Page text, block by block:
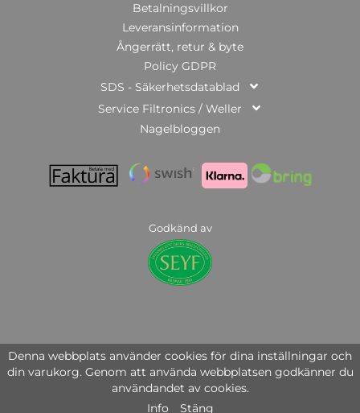
Betalningsvillkor
Leveransinformation
Ångerrätt, retur & byte
Policy GDPR
SDS - Säkerhetsdatablad
Service Filtronics / Weller
Nagelbloggen
Godkänd av
© Copyright 2025 | Nail Systems of Sweden AB | org.nr: 559446-3951
Denna webbplats använder cookies för dina inställningar och
din varukorg. Genom att använda webbplatsen godkänner du
användandet av cookies.
Info
Stäng